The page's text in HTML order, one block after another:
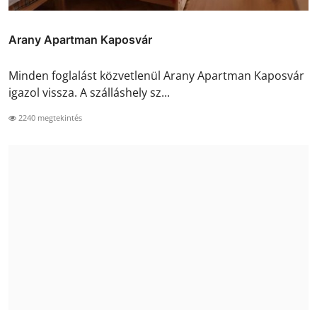
Arany Apartman Kaposvár
Minden foglalást közvetlenül Arany Apartman Kaposvár
igazol vissza. A szálláshely sz...
2240 megtekintés